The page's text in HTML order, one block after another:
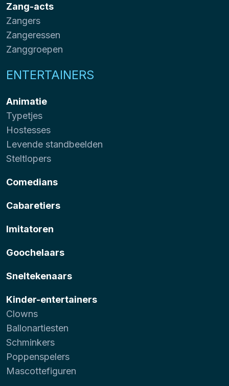
Zang-acts
Zangers
Zangeressen
Zanggroepen
ENTERTAINERS
Animatie
Typetjes
Hostesses
Levende standbeelden
Steltlopers
Comedians
Cabaretiers
Imitatoren
Goochelaars
Sneltekenaars
Kinder-entertainers
Clowns
Ballonartiesten
Schminkers
Poppenspelers
Mascottefiguren